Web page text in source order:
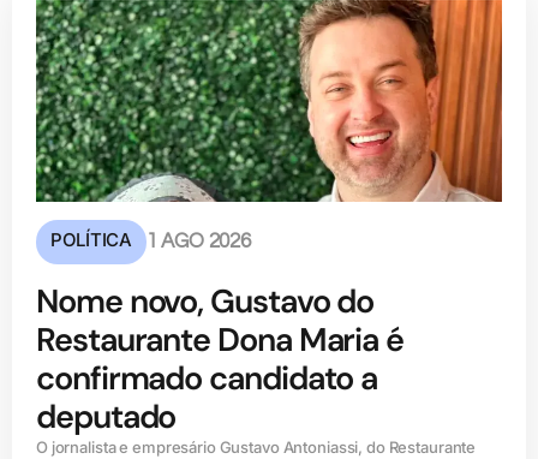
POLÍTICA 1 AGO 2026
Nome novo, Gustavo do
Restaurante Dona Maria é
confirmado candidato a
deputado
O jornalista e empresário Gustavo Antoniassi, do Restaurante